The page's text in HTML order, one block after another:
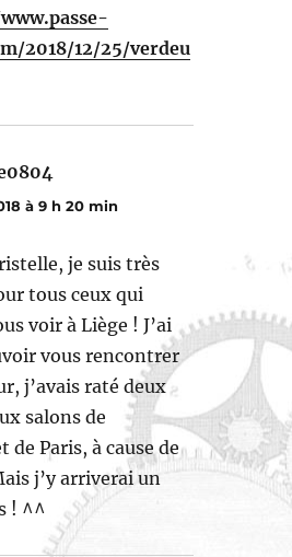
2018/12/25/verdeu
dit :
à 9 h 20 min
je suis très
tous ceux qui
voir à Liège ! J’ai
vous rencontrer
j’avais raté deux
salons de
Paris, à cause de
j’y arriverai un
! ^^